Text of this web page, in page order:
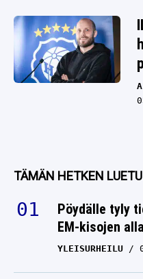
TÄMÄN HETKEN
Pöydälle tyly
EM-kisojen alla
YLEISURHEILU